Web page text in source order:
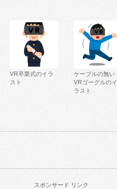
VR卒業式のイラ
スト
ケーブルの無い
VRゴーグルのイ
ラスト
スポンサード リンク